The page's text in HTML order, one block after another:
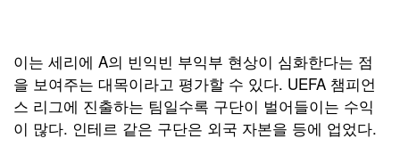
이는 세리에 A의 빈익빈 부익부 현상이 심화한다는 점
을 보여주는 대목이라고 평가할 수 있다. UEFA 챔피언
스 리그에 진출하는 팀일수록 구단이 벌어들이는 수익
이 많다. 인테르 같은 구단은 외국 자본을 등에 업었다.